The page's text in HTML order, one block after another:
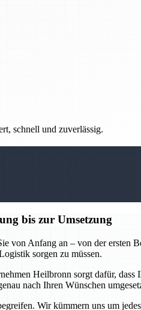
schnell und zuverlässig.
bis zur Umsetzung
von Anfang an – von der ersten
sorgen zu müssen.
Heilbronn sorgt dafür,
nach Ihren Wünschen
Wir kümmern uns um